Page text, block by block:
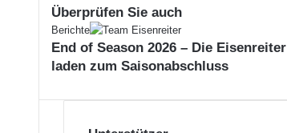
Überprüfen Sie auch
Schließen
Berichte
End of Season 2026 – Die Eisenreiter
laden zum Saisonabschluss